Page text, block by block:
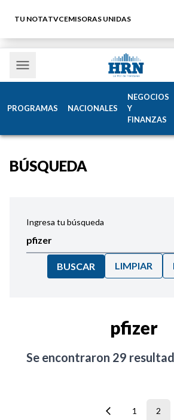
TU NOTATVCEMISORAS UNIDAS
PROGRAMAS NACIONALES
NEGOCIOS
Y
FINANZAS
BÚSQUEDA
Ingresa tu búsqueda
BUSCAR LIMPIAR
pfizer
Se encontraron 29
1 2